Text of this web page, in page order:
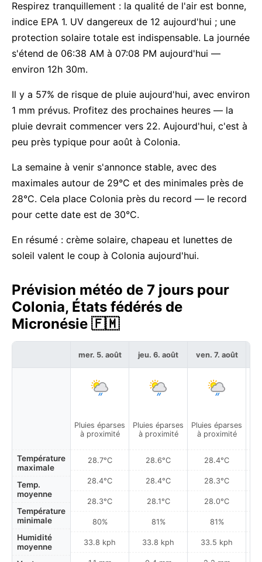
Respirez tranquillement : la qualité de l'air est bonne,
indice EPA 1. UV dangereux de 12 aujourd'hui ; une
protection solaire totale est indispensable. La journée
s'étend de 06:38 AM à 07:08 PM aujourd'hui —
environ 12h 30m.
Il y a 57% de risque de pluie aujourd'hui, avec environ
1 mm prévus. Profitez des prochaines heures — la
pluie devrait commencer vers 22. Aujourd'hui, c'est à
peu près typique pour août à Colonia.
La semaine à venir s'annonce stable, avec des
maximales autour de 29°C et des minimales près de
28°C. Cela place Colonia près du record — le record
pour cette date est de 30°C.
En résumé : crème solaire, chapeau et lunettes de
soleil valent le coup à Colonia aujourd'hui.
Prévision météo de 7 jours pour
Colonia, États fédérés de
Micronésie 🇫🇲
Température
maximale
Temp.
moyenne
Température
minimale
Humidité
moyenne
mer. 5. août
Pluies éparses
à proximité
28.7°C
28.4°C
28.3°C
80%
33.8 kph
jeu. 6. août
Pluies éparses
à proximité
28.6°C
28.4°C
28.1°C
81%
33.8 kph
ven. 7. août
Pluies éparses
à proximité
28.4°C
28.3°C
28.0°C
81%
33.5 kph